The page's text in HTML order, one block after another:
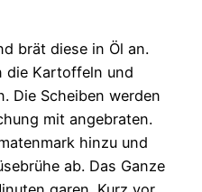
brät diese in Öl an.
die Kartoffeln und
Die Scheiben werden
mit angebraten.
hinzu und
ab. Das Ganze